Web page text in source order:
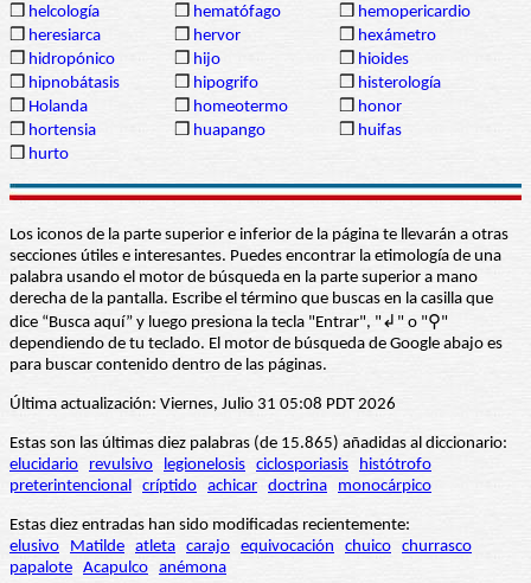
❒ helcología ❒ hematófago ❒ hemopericardio
❒ heresiarca ❒ hervor ❒ hexámetro
❒ hidropónico ❒ hijo ❒ hioides
❒ hipnobátasis ❒ hipogrifo ❒ histerología
❒ Holanda ❒ homeotermo ❒ honor
❒ hortensia ❒ huapango ❒ huifas
❒ hurto
Los iconos de la parte superior e inferior de la página te llevarán a otras
secciones útiles e interesantes. Puedes encontrar la etimología de una
palabra usando el motor de búsqueda en la parte superior a mano
derecha de la pantalla. Escribe el término que buscas en la casilla que
dice “Busca aquí” y luego presiona la tecla "Entrar", "↲" o "⚲"
dependiendo de tu teclado. El motor de búsqueda de Google abajo es
para buscar contenido dentro de las páginas.
Última actualización: Viernes, Julio 31 05:08 PDT 2026
Estas son las últimas diez palabras (de 15.865) añadidas al diccionario:
elucidario
revulsivo legionelosis ciclosporiasis
histótrofo
preterintencional críptido achicar doctrina monocárpico
Estas diez entradas han sido modificadas recientemente:
elusivo
Matilde atleta carajo equivocación chuico churrasco
papalote Acapulco anémona